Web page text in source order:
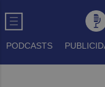
PODCASTS